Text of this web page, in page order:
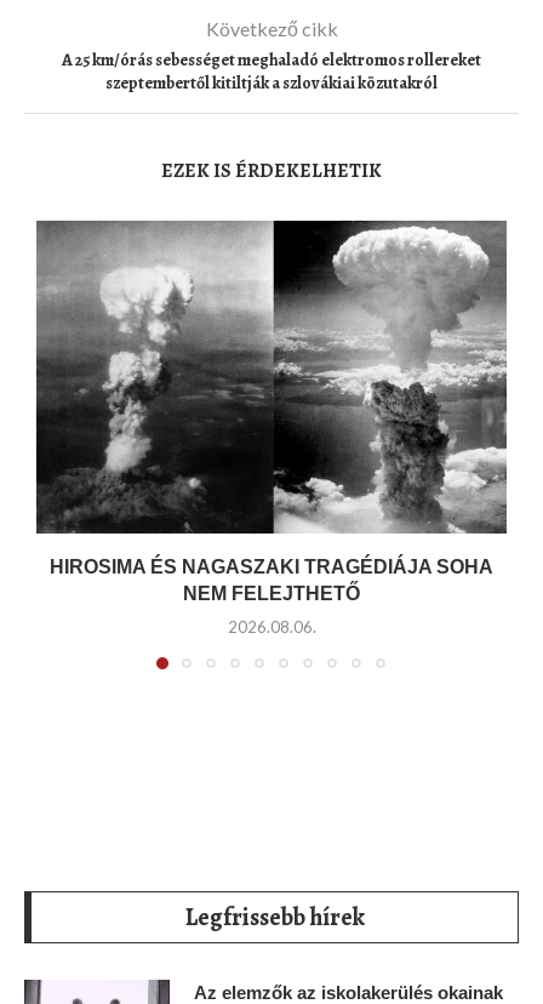
Következő cikk
A 25 km/órás sebességet meghaladó elektromos rollereket
szeptembertől kitiltják a szlovákiai közutakról
EZEK IS ÉRDEKELHETIK
HIROSIMA ÉS NAGASZAKI TRAGÉDIÁJA SOHA
NEM FELEJTHETŐ
2026.08.06.
Legfrissebb hírek
Az elemzők az iskolakerülés okainak